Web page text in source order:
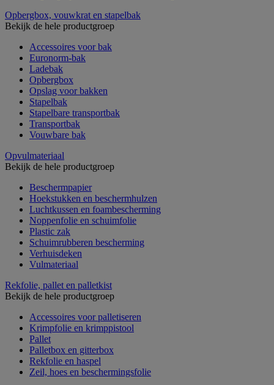
Opbergbox, vouwkrat en stapelbak
Bekijk de hele productgroep
Accessoires voor bak
Euronorm-bak
Ladebak
Opbergbox
Opslag voor bakken
Stapelbak
Stapelbare transportbak
Transportbak
Vouwbare bak
Opvulmateriaal
Bekijk de hele productgroep
Beschermpapier
Hoekstukken en beschermhulzen
Luchtkussen en foambescherming
Noppenfolie en schuimfolie
Plastic zak
Schuimrubberen bescherming
Verhuisdeken
Vulmateriaal
Rekfolie, pallet en palletkist
Bekijk de hele productgroep
Accessoires voor palletiseren
Krimpfolie en krimppistool
Pallet
Palletbox en gitterbox
Rekfolie en haspel
Zeil, hoes en beschermingsfolie